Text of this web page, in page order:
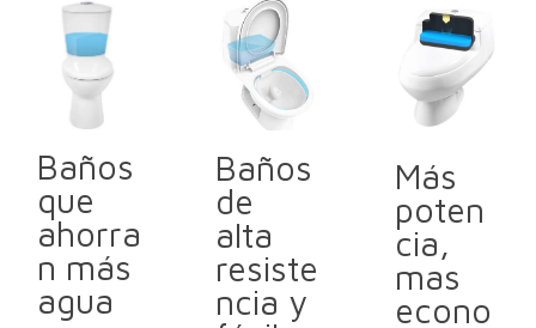
Baños
que
ahorra
n más
agua
Baños
de
alta
resiste
ncia y
Más
poten
cia,
mas
econo